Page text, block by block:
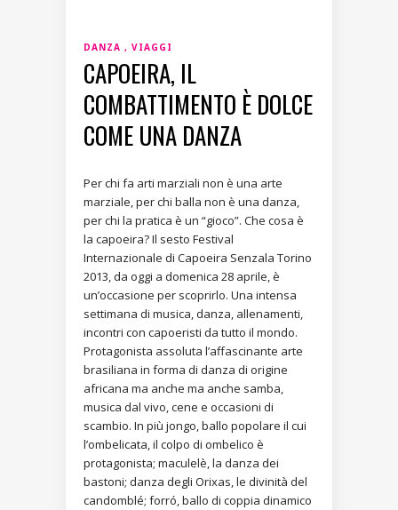
DANZA VIAGGI
CAPOEIRA, IL
COMBATTIMENTO È DOLCE
COME UNA DANZA
Per chi fa arti marziali non è una arte
marziale, per chi balla non è una danza,
per chi la pratica è un “gioco”. Che cosa è
la capoeira? Il sesto Festival
Internazionale di Capoeira Senzala Torino
2013, da oggi a domenica 28 aprile, è
un’occasione per scoprirlo. Una intensa
settimana di musica, danza, allenamenti,
incontri con capoeristi da tutto il mondo.
Protagonista assoluta l’affascinante arte
brasiliana in forma di danza di origine
africana ma anche ma anche samba,
musica dal vivo, cene e occasioni di
scambio. In più jongo, ballo popolare il cui
l’ombelicata, il colpo di ombelico è
protagonista; maculelè, la danza dei
bastoni; danza degli Orixas, le divinità del
candomblé; forró, ballo di coppia dinamico